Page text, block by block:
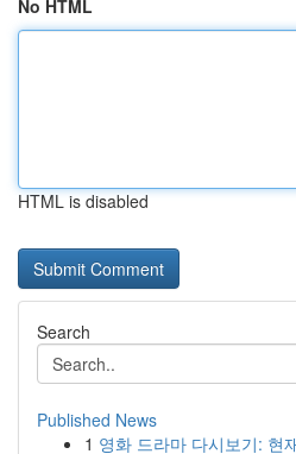
No HTML
HTML is disabled
Search
Published News
1 영화 드라마 다시보기: 현